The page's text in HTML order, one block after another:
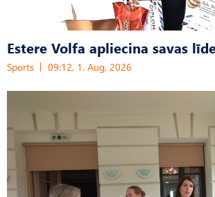
Estere Volfa apliecina savas
Sports 09:12, 1. Aug, 2026